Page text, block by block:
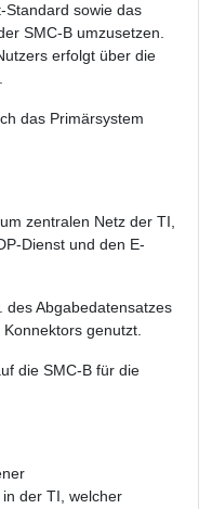
Standard sowie das
SMC-B umzusetzen.
erfolgt über die
das Primärsystem
zentralen Netz der TI,
Dienst und den E-
des Abgabedatensatzes
genutzt.
die SMC-B für die
der TI, welcher